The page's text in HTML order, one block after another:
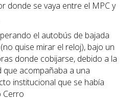
donde se vaya entre el MPC y
el autobús de bajada
quise mirar el reloj), bajo un
donde cobijarse, debido a la
que acompañaba a una
institucional que se había
Cerro